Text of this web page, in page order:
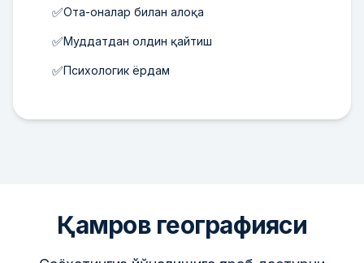
✅Ота-оналар билан алоқа
✅Муддатдан олдин қайтиш
✅Психологик ёрдам
Қамров географияси